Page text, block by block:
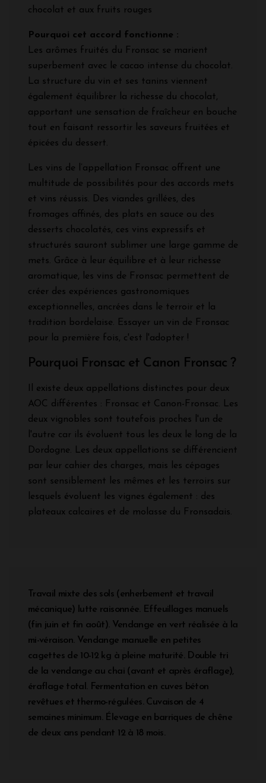
chocolat et aux fruits rouges
Pourquoi cet accord fonctionne :
Les arômes fruités du Fronsac se marient
superbement avec le cacao intense du chocolat.
La structure du vin et ses tanins viennent
également équilibrer la richesse du chocolat,
apportant une sensation de fraîcheur en bouche
tout en faisant ressortir les saveurs fruitées et
épicées du dessert.
Les vins de l’appellation Fronsac offrent une
multitude de possibilités pour des accords mets
et vins réussis. Des viandes grillées, des
fromages affinés, des plats en sauce ou des
desserts chocolatés, ces vins expressifs et
structurés sauront sublimer une large gamme de
mets. Grâce à leur équilibre et à leur richesse
aromatique, les vins de Fronsac permettent de
créer des expériences gastronomiques
exceptionnelles, ancrées dans le terroir et la
tradition bordelaise. Essayer un vin de Fronsac
pour la première fois, c'est l'adopter !
Pourquoi Fronsac et Canon Fronsac ?
Il existe deux appellations distinctes pour deux
AOC différentes : Fronsac et Canon-Fronsac. Les
deux vignobles sont toutefois proches l'un de
l'autre car ils évoluent tous les deux le long de la
Dordogne. Les deux appellations se différencient
par leur cahier des charges, mais les cépages
sont sensiblement les mêmes et les terroirs sur
lesquels évoluent les vignes également : des
plateaux calcaires et de molasse du Fronsadais.
Travail mixte des sols (enherbement et travail
mécanique) lutte raisonnée. Effeuillages manuels
(fin juin et fin août). Vendange en vert réalisée à la
mi-véraison. Vendange manuelle en petites
cagettes de 10-12 kg à pleine maturité. Double tri
de la vendange au chai (avant et après éraflage),
éraflage total. Fermentation en cuves béton
revêtues et thermo-régulées. Cuvaison de 4
semaines minimum. Élevage en barriques de chêne
de deux ans pendant 12 à 18 mois.